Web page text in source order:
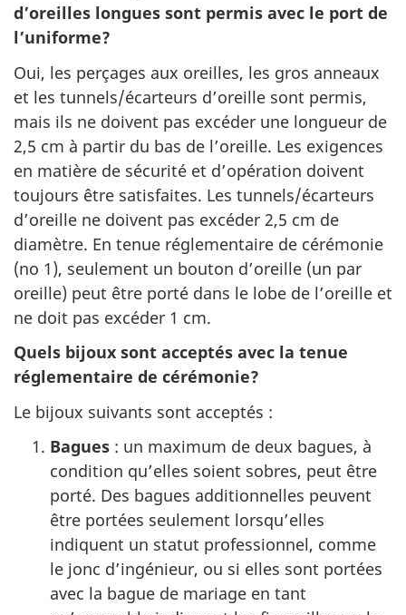
d’oreilles longues sont permis avec le port de
l’uniforme?
Oui, les perçages aux oreilles, les gros anneaux
et les tunnels/écarteurs d’oreille sont permis,
mais ils ne doivent pas excéder une longueur de
2,5 cm à partir du bas de l’oreille. Les exigences
en matière de sécurité et d’opération doivent
toujours être satisfaites. Les tunnels/écarteurs
d’oreille ne doivent pas excéder 2,5 cm de
diamètre. En tenue réglementaire de cérémonie
(no 1), seulement un bouton d’oreille (un par
oreille) peut être porté dans le lobe de l’oreille et
ne doit pas excéder 1 cm.
Quels bijoux sont acceptés avec la tenue
réglementaire de cérémonie?
Le bijoux suivants sont acceptés :
Bagues : un maximum de deux bagues, à
condition qu’elles soient sobres, peut être
porté. Des bagues additionnelles peuvent
être portées seulement lorsqu’elles
indiquent un statut professionnel, comme
le jonc d’ingénieur, ou si elles sont portées
avec la bague de mariage en tant